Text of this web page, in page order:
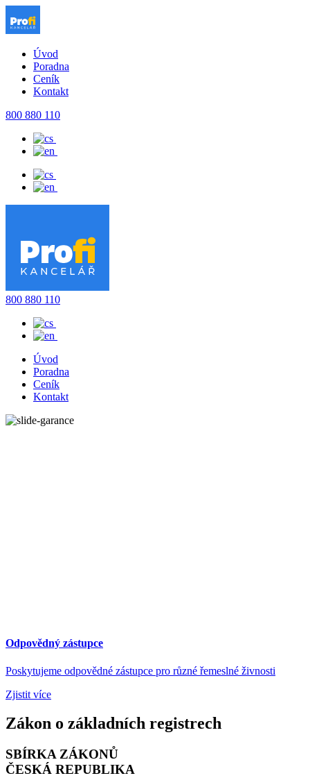
Úvod
Poradna
Ceník
Kontakt
800 880 110
800 880 110
Úvod
Poradna
Ceník
Kontakt
Odpovědný zástupce
Poskytujeme odpovědné zástupce pro různé řemeslné živnosti
Zjistit více
Zákon o základních registrech
SBÍRKA ZÁKONŮ
ČESKÁ REPUBLIKA